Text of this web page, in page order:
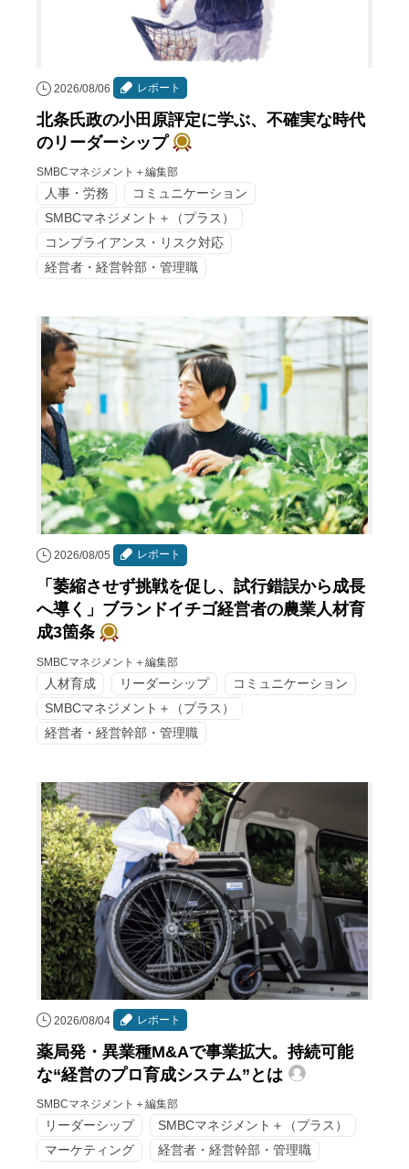
2026/08/06 レポート
北条氏政の小田原評定に学ぶ、不確実な時代
のリーダーシップ
SMBCマネジメント＋編集部
人事・労務
コミュニケーション
SMBCマネジメント＋（プラス）
コンプライアンス・リスク対応
経営者・経営幹部・管理職
2026/08/05 レポート
「萎縮させず挑戦を促し、試行錯誤から成長
へ導く」ブランドイチゴ経営者の農業人材育
成3箇条
SMBCマネジメント＋編集部
人材育成 リーダーシップ
コミュニケーション
SMBCマネジメント＋（プラス）
経営者・経営幹部・管理職
2026/08/04 レポート
薬局発・異業種M&Aで事業拡大。持続可能
な“経営のプロ育成システム”とは
SMBCマネジメント＋編集部
リーダーシップ
SMBCマネジメント＋（プラス）
マーケティング
経営者・経営幹部・管理職